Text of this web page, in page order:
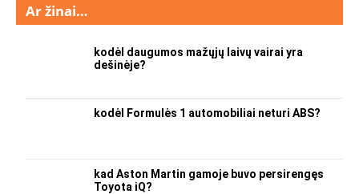
Ar žinai…
kodėl daugumos mažųjų laivų vairai yra
dešinėje?
kodėl Formulės 1 automobiliai neturi ABS?
kad Aston Martin gamoje buvo persirengęs
Toyota iQ?